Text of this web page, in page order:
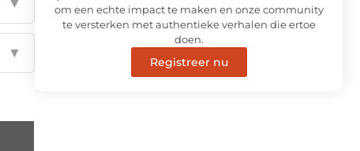
▼
om een echte impact te maken en onze community
te versterken met authentieke verhalen die ertoe
doen.
Registreer nu